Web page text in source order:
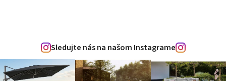
Sledujte nás na našom Instagrame